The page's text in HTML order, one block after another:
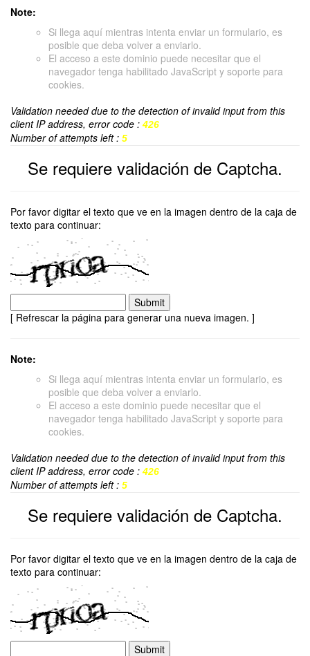
Note:
Si llega aquí mientras intenta enviar un formulario, es
posible que deba volver a enviarlo.
El acceso a este dominio puede necesitar que el
navegador tenga habilitado JavaScript y soporte para
cookies.
Validation needed due to the detection of invalid input from this
client IP address, error code : 426
Number of attempts left : 5
Se requiere validación de Captcha.
Por favor digitar el texto que ve en la imagen dentro de la caja de
texto para continuar:
[ Refrescar la página para generar una nueva imagen. ]
Note:
Si llega aquí mientras intenta enviar un formulario, es
posible que deba volver a enviarlo.
El acceso a este dominio puede necesitar que el
navegador tenga habilitado JavaScript y soporte para
cookies.
Validation needed due to the detection of invalid input from this
client IP address, error code : 426
Number of attempts left : 5
Se requiere validación de Captcha.
Por favor digitar el texto que ve en la imagen dentro de la caja de
texto para continuar: